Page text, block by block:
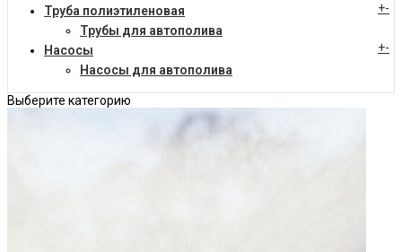
Труба полиэтиленовая
+-
Трубы для автополива
Насосы
+-
Насосы для автополива
Выберите категорию